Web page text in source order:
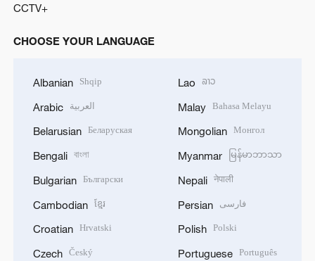
CCTV+
CHOOSE YOUR LANGUAGE
Albanian Shqip
Arabic العربية
Belarusian Беларуская
Bengali বাংলা
Bulgarian Български
Cambodian ខ្មែរ
Croatian Hrvatski
Czech Český
Lao ລາວ
Malay Bahasa Melayu
Mongolian Монгол
Myanmar မြန်မာဘာသာ
Nepali नेपाली
Persian فارسی
Polish Polski
Portuguese Português